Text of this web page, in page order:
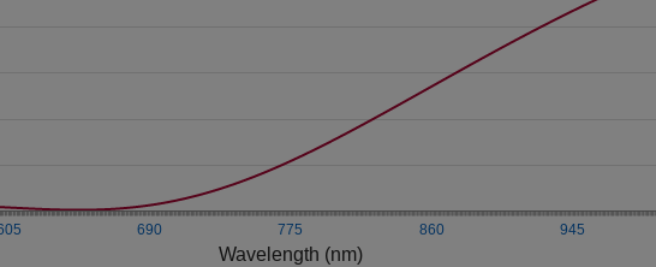
Wavelength (nm)
690 775 860 945